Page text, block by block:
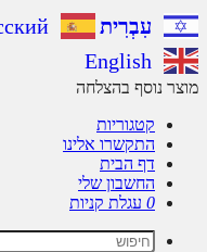
עִבְרִית Русский
English
נוסף בהצלחה
קטגוריות
התקשרו אלינו
דף הבית
החשבון שלי
עגלת קניות